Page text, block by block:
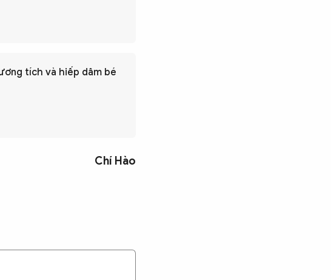
tích và hiếp dâm bé
Chí Hào